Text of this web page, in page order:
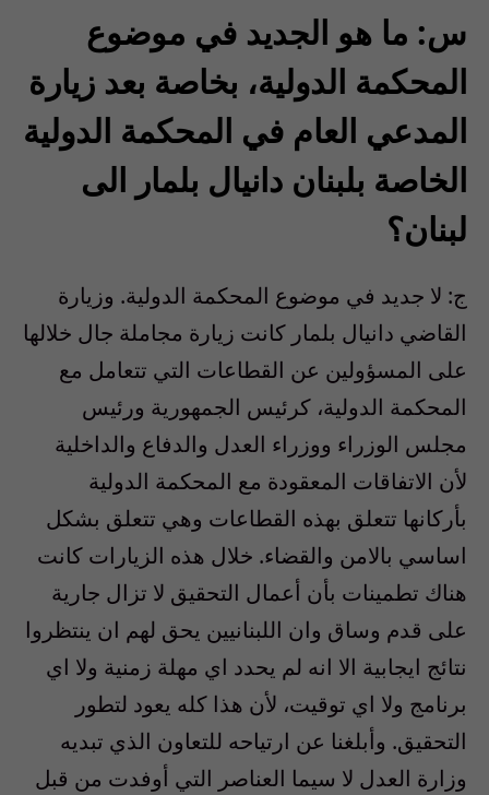
س: ما هو الجديد في موضوع
المحكمة الدولية، بخاصة بعد زيارة
المدعي العام في المحكمة الدولية
الخاصة بلبنان دانيال بلمار الى
لبنان؟
ج: لا جديد في موضوع المحكمة الدولية. وزيارة
القاضي دانيال بلمار كانت زيارة مجاملة جال خلالها
على المسؤولين عن القطاعات التي تتعامل مع
المحكمة الدولية، كرئيس الجمهورية ورئيس
مجلس الوزراء ووزراء العدل والدفاع والداخلية
لأن الاتفاقات المعقودة مع المحكمة الدولية
بأركانها تتعلق بهذه القطاعات وهي تتعلق بشكل
اساسي بالامن والقضاء. خلال هذه الزيارات كانت
هناك تطمينات بأن أعمال التحقيق لا تزال جارية
على قدم وساق وان اللبنانيين يحق لهم ان ينتظروا
نتائج ايجابية الا انه لم يحدد اي مهلة زمنية ولا اي
برنامج ولا اي توقيت، لأن هذا كله يعود لتطور
التحقيق. وأبلغنا عن ارتياحه للتعاون الذي تبديه
وزارة العدل لا سيما العناصر التي أوفدت من قبل